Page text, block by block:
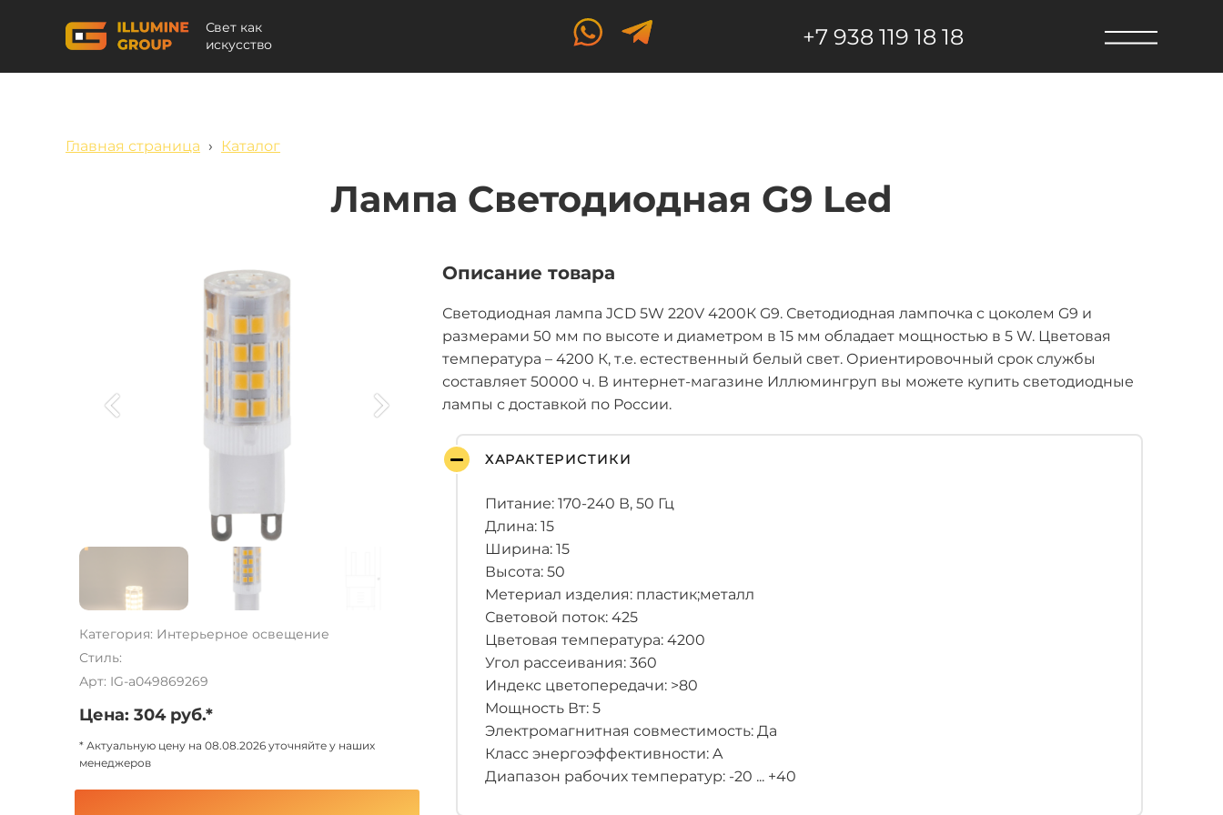
Свет как
искусство
+7 938 119 18 18
Главная страница › Каталог
Лампа Светодиодная G9 Led
Категория: Интерьерное освещение
Стиль:
Арт: IG-a049869269
Цена: 304 руб.*
* Актуальную цену на 08.08.2026 уточняйте у наших
менеджеров
Описание товара
Светодиодная лампа JCD 5W 220V 4200К G9. Светодиодная лампочка с цоколем G9 и
размерами 50 мм по высоте и диаметром в 15 мм обладает мощностью в 5 W. Цветовая
температура – 4200 К, т.е. естественный белый свет. Ориентировочный срок службы
составляет 50000 ч. В интернет-магазине Иллюмингруп вы можете купить светодиодные
лампы с доставкой по России.
ХАРАКТЕРИСТИКИ
Питание: 170-240 В, 50 Гц
Длина: 15
Ширина: 15
Высота: 50
Метериал изделия: пластик;металл
Световой поток: 425
Цветовая температура: 4200
Угол рассеивания: 360
Индекс цветопередачи: >80
Мощность Вт: 5
Электромагнитная совместимость: Да
Класс энергоэффективности: A
Диапазон рабочих температур: -20 ... +40